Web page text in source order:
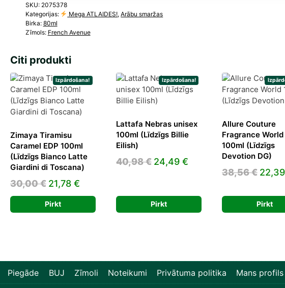
One
Only“
Gissah)
SKU: 2075378
Kategorijas:
Mega ATLAIDES!,Arābu smaržas
Birka: 80ml
Zīmols: French Avenue
Citi produkti
Izpārdošana!
Zimaya Tiramisu
Caramel EDP 100ml
(Līdzīgs Bianco Latte
Giardini di Toscana)
30,00€ Original
price
was:
21,78 €Current
price
is:
Pirkt
Izpārdošana!
Lattafa Nebras unisex
100ml (Līdzīgs Billie
Eilish)
40,98€ Original
40,98 €.
24,49 €Current
Pirkt
Allure Couture
Fragrance World
100ml (Līdzīgs
Devotion DG)
38,56€
was:
22,39
Pirkt
Piegāde BUJ Zīmoli Noteikumi Privātuma politika Mans profils